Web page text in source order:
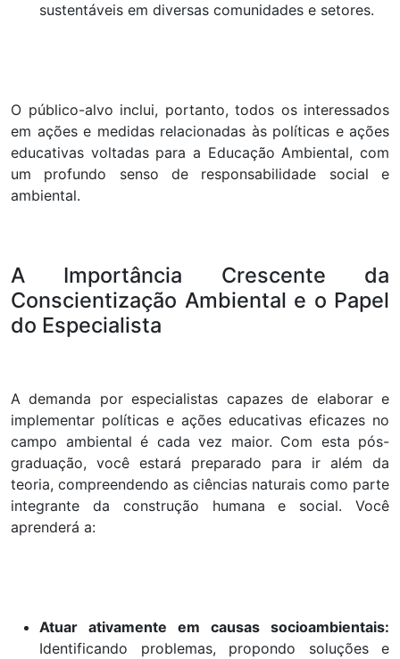
sustentáveis em diversas comunidades e setores.
O público-alvo inclui, portanto, todos os interessados
em ações e medidas relacionadas às políticas e ações
educativas voltadas para a Educação Ambiental, com
um profundo senso de responsabilidade social e
ambiental.
A Importância Crescente da
Conscientização Ambiental e o Papel
do Especialista
A demanda por especialistas capazes de elaborar e
implementar políticas e ações educativas eficazes no
campo ambiental é cada vez maior. Com esta pós-
graduação, você estará preparado para ir além da
teoria, compreendendo as ciências naturais como parte
integrante da construção humana e social. Você
aprenderá a:
Atuar ativamente em causas socioambientais:
Identificando problemas, propondo soluções e